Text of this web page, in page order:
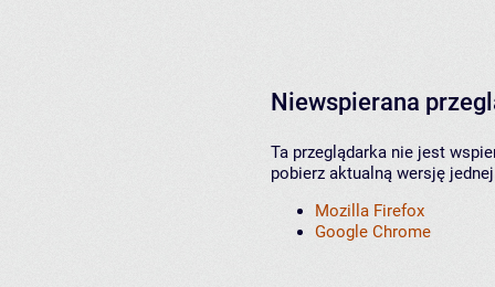
Niewspierana
Ta przeglądarka nie jest
pobierz aktualną wersję
Mozilla Firefox
Google Chrome